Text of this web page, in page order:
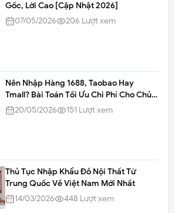
Gốc, Lời Cao [Cập Nhật 2026]
07/05/2026
206 Lượt xem
Nên Nhập Hàng 1688, Taobao Hay
Tmall? Bài Toán Tối Ưu Chi Phí Cho Chủ
Shop20/05/2026 151 Lượt xem
Thủ Tục Nhập Khẩu Đồ Nội Thất Từ
Trung Quốc Về Việt Nam Mới Nhất
14/03/2026
448 Lượt xem